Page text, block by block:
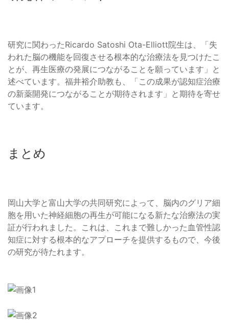
研究に関わったRicardo Satoshi Ota-Elliott院生は、「失
われた脳の機能を回復させる根本的な治療法を見つけたこ
とが、再生医療の発展につながることを願っています」と
述べています。福井裕介助教も、「この成果が認知症治療
の新薬開発につながることが期待されます」と期待を寄せ
ています。
まとめ
岡山大学と富山大学の共同研究によって、脳内のグリア細
胞を用いた神経細胞の再生が可能になる新たな治療法の実
証が行われました。これは、これまで難しかった血管性認
知症に対する根本的なアプローチを提供するもので、今後
の研究が待たれます。